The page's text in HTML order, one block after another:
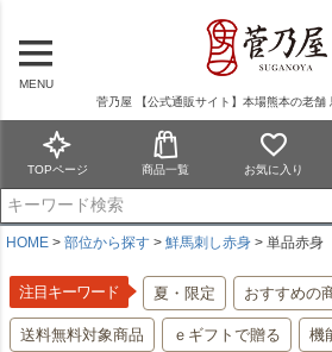
MENU
菅乃屋 【公式通販サイト】本場熊本の老舗
TOPページ 商品一覧 お気に入り
HOME 部位から探す 鮮馬刺し赤身 単品赤身
注目キーワード 夏・限定 おすすめの
送料無料対象商品 ｅギフトで贈る 機